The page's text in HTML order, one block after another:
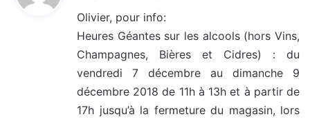
:
Olivier, pour info:
Heures Géantes sur les alcools (hors Vins,
Champagnes, Bières et Cidres) : du
vendredi 7 décembre au dimanche 9
décembre 2018 de 11h à 13h et à partir de
17h jusqu’à la fermeture du magasin, lors